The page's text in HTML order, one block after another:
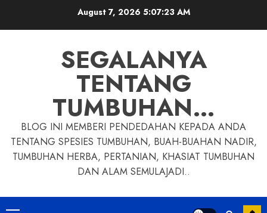
August 7, 2026 5:07:24 AM
SEGALANYA
TENTANG
TUMBUHAN…
BLOG INI MEMBERI PENDEDAHAN KEPADA ANDA
TENTANG SPESIES TUMBUHAN, BUAH-BUAHAN NADIR,
TUMBUHAN HERBA, PERTANIAN, KHASIAT TUMBUHAN
DAN ALAM SEMULAJADI..